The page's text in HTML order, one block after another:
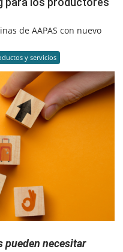
de AAPAS con nuevo
y servicios
pueden necesitar